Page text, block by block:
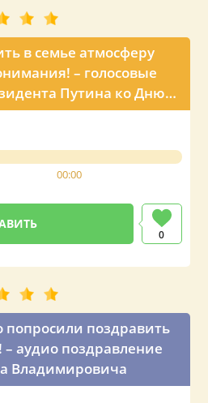
в семье атмосферу
– голосовые
Путина ко Дню
00:00
0
попросили поздравить
– аудио поздравление
Владимировича